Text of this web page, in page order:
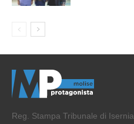
Reg. Stampa Tribunale di